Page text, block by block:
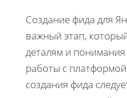
Создание фида для
важный этап,
деталям и
работы с
создания фида